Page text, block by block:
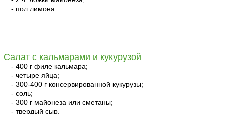
- пол лимона.
Салат с кальмарами и кукурузой
- 400 г филе кальмара;
- четыре яйца;
- 300-400 г консервированной кукурузы;
- соль;
- 300 г майонеза или сметаны;
- твердый сыр.